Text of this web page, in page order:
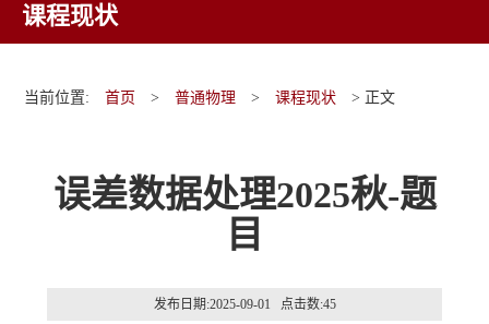
课程现状
当前位置: 首页 > 普通物理 > 课程现状 > 正文
误差数据处理2025秋-题
目
发布日期:2025-09-01 点击数:45